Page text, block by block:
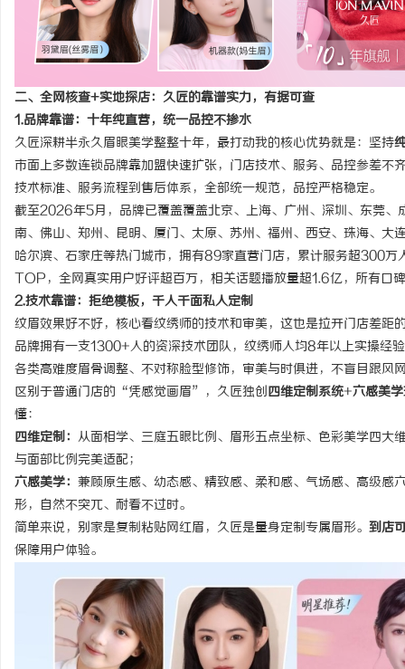
二、全网核查+实地探店：久匠的靠谱实力，有据可查
1.品牌靠谱：十年纯直营，统一品控不掺水
久匠深耕半永久眉眼美学整整十年，最打动我的核心优势就是：坚持
市面上多数连锁品牌靠加盟快速扩张，门店技术、服务、品控参差
技术标准、服务流程到售后体系，全部统一规范，品控严格稳定。
截至2026年5月，品牌已覆盖覆盖北京、上海、广州、深圳、东莞
南、佛山、郑州、昆明、厦门、太原、苏州、福州、西安、珠海、
哈尔滨、石家庄等热门城市，拥有89家直营门店，累计服务超300
TOP，全网真实用户好评超百万，相关话题播放量超1.6亿，所有口
2.技术靠谱：拒绝模板，千人千面私人定制
纹眉效果好不好，核心看纹绣师的技术和审美，这也是拉开门店差
品牌拥有一支1300+人的资深技术团队，纹绣师人均8年以上实操经
各类高难度眉骨调整、不对称脸型修饰，审美与时俱进，不盲目跟风
区别于普通门店的“凭感觉画眉”，久匠独创 四维定制系统+六感美
懂：
四维定制： 从面相学、三庭五眼比例、眉形五点坐标、色彩美学四大
与面部比例完美适配；
六感美学： 兼顾原生感、幼态感、精致感、柔和感、气场感、高级感
形，自然不突兀、耐看不过时。
简单来说，别家是复制粘贴网红眉，久匠是量身定制专属眉形。 到店
保障用户体验。